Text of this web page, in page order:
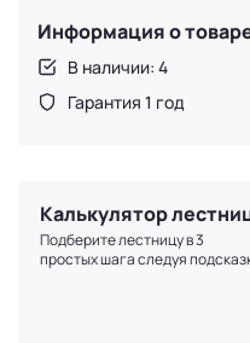
Информация о
В наличии: 4
Гарантия 1 год
Калькулятор
Подберите лестницу в 3
простых шага следуя